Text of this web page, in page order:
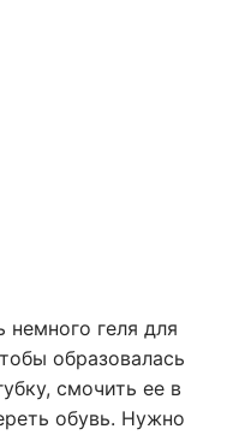
немного геля для
образовалась
смочить ее в
обувь. Нужно